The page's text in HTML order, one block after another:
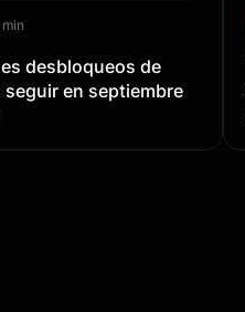
min
desbloqueos de
seguir en septiembre